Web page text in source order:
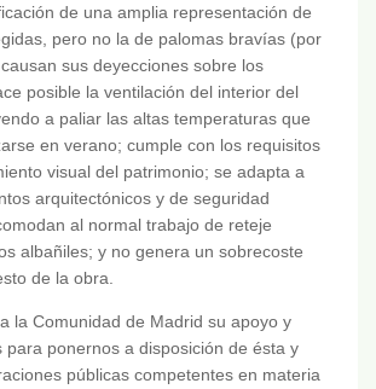
de una amplia representación de
pero no la de palomas bravías (por
sus deyecciones sobre los
posible la ventilación del interior del
a paliar las altas temperaturas que
en verano; cumple con los requisitos
visual del patrimonio; se adapta a
arquitectónicos y de seguridad
al normal trabajo de reteje
albañiles; y no genera un sobrecoste
de la obra.
la Comunidad de Madrid su apoyo y
para ponernos a disposición de ésta y
públicas competentes en materia